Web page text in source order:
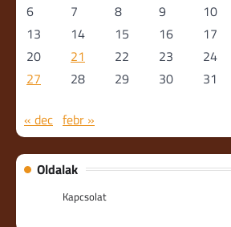
6
7 8 9 10
13
14 15 16 17
20
21 22 23 24
27
28 29 30 31
« dec febr »
Oldalak
Kapcsolat